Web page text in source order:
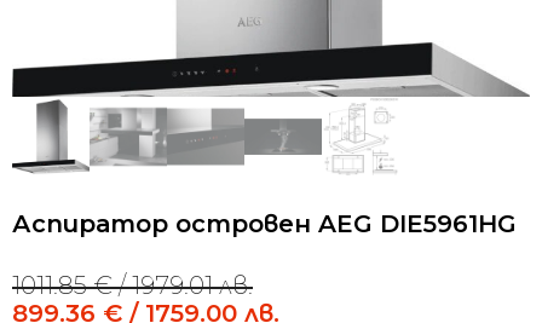
Аспиратор островен AEG DIE5961HG
1011.85€/ 1979.01 лв.
Original
price
899.36 € / 1759.00 лв.
Current
price